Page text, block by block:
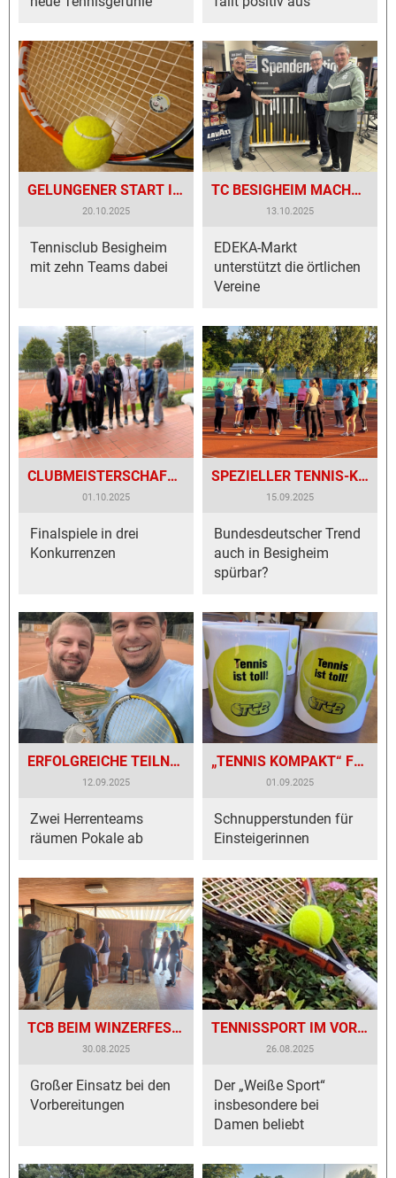
GELUNGENER START IN DIE HALLENRUNDE!
20.10.2025
Tennisclub Besigheim
mit zehn Teams dabei
TC BESIGHEIM MACHT BEI SPENDENAKTION MIT!
13.10.2025
EDEKA-Markt
unterstützt die örtlichen
Vereine
CLUBMEISTERSCHAFTEN BEIM TENNISCLUB BESIGHEIM
01.10.2025
Finalspiele in drei
Konkurrenzen
SPEZIELLER TENNIS-KURS FÜR DAMEN EIN ERFOLG!
15.09.2025
Bundesdeutscher Trend
auch in Besigheim
spürbar?
ERFOLGREICHE TEILNAHME DES TC BESIGHEIM BEIM WTB-POKAL 2025!
12.09.2025
Zwei Herrenteams
räumen Pokale ab
„TENNIS KOMPAKT“ FÜR DAMEN BEIM TC BESIGHEIM!
01.09.2025
Schnupperstunden für
Einsteigerinnen
TCB BEIM WINZERFEST 2025 MIT DABEI!
30.08.2025
Großer Einsatz bei den
Vorbereitungen
TENNISSPORT IM VORWÄRTSGANG!
26.08.2025
Der „Weiße Sport“
insbesondere bei
Damen beliebt